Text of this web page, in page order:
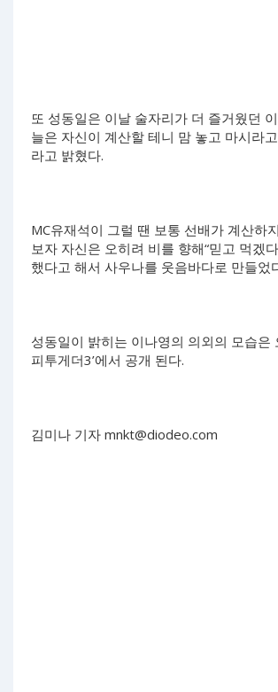
또 성동일은 이날 술자리가 더 즐거웠던
늘은 자신이 계산할 테니 맘 놓고 마시라
라고 밝혔다.
MC유재석이 그럴 땐 보통 선배가 계산하
보자 자신은 오히려 비를 향해“믿고 먹겠
했다고 해서 사우나를 웃음바다로 만들었
성동일이 밝히는 이나영의 의외의 모습은
피투게더3’에서 공개 된다.
김미나 기자 mnkt@diodeo.com